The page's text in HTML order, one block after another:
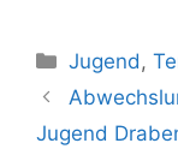
Kategorien
Jugend ,
Jugend